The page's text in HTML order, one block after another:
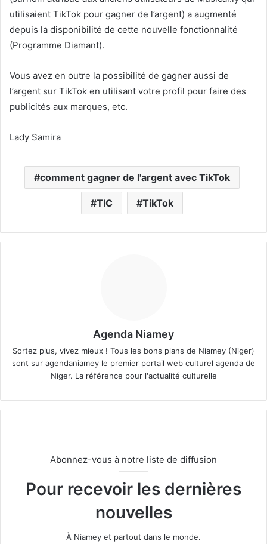
utilisaient TikTok pour gagner de l’argent) a augmenté
depuis la disponibilité de cette nouvelle fonctionnalité
(Programme Diamant).
Vous avez en outre la possibilité de gagner aussi de
l’argent sur TikTok en utilisant votre profil pour faire des
publicités aux marques, etc.
Lady Samira
comment gagner de l'argent avec TikTok
TIC TikTok
Agenda Niamey
Sortez plus, vivez mieux ! Tous les bons plans de Niamey (Niger)
sont sur agendaniamey le premier portail web culturel agenda de
Niger. La référence pour l'actualité culturelle
Abonnez-vous à notre liste de diffusion
Pour recevoir les dernières
nouvelles
À Niamey et partout dans le monde.